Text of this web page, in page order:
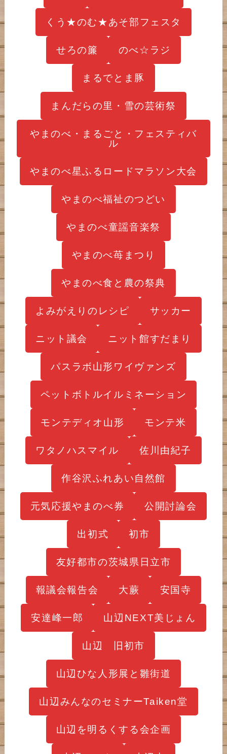
くう★のむ★あそ部フェスタ
せろの簾 のべ☆ラジ
まるでとま豚
まんだらの里・雪の芸術祭
やまのべ・まるごと・フェスティバ
ル
やまのべ星ふるロードマラソン大会
やまのべ福祉のつどい
やまのべ童謡音楽祭
やまのべ苺まつり
やまのべ食と農の祭典
よみがえりのレシピ サッカー
ニット議会 ニット館すだまり
パスラボ山形ワイヴァンズ
ペットボトルイルミネーション
モンテディオ山形 モンテ米
ワタノハスマイル 佐川由紀子
作谷沢ふれあい自然館
元気応援やまのべ券 公開討論会
出初式 初市
友好都市の茨城県日立市
報議会報告会 大蕨 安国寺
安達峰一郎 山辺NEXT美じょん
山辺 旧初市
山辺ひな人形展と雛街道
山辺みんなのセミナーTaiken堂
山辺を明るくする会企画